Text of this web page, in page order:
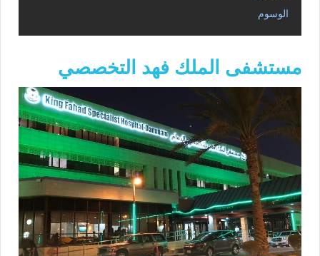
الوسوم
مستشفى الملك فهد التخصصي